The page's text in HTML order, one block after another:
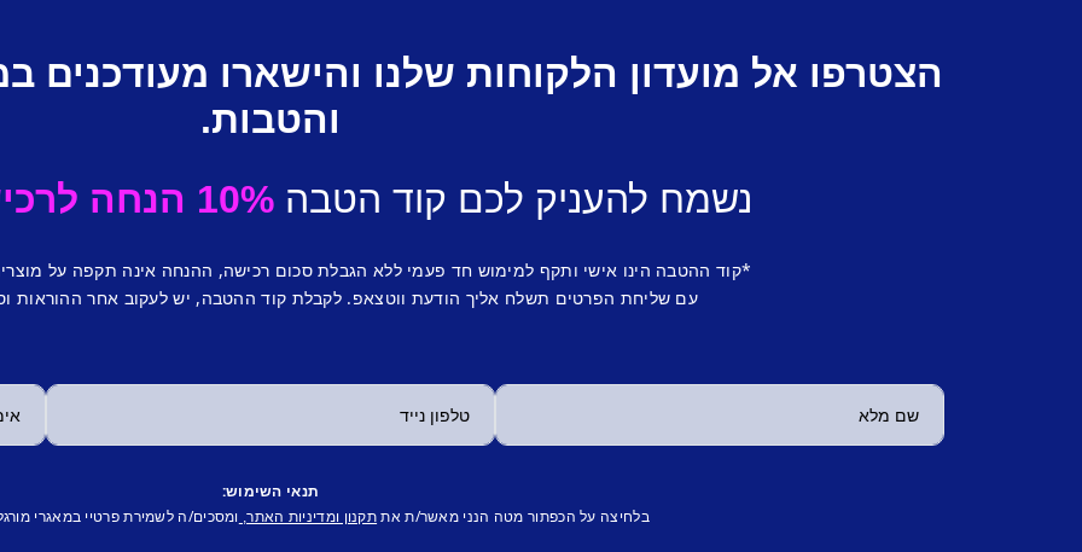
הצטרפו אל מועדון הלקוחות שלנו והישארו מעודכנים
והטבות.
נשמח להעניק לכם קוד הטבה 10% הנחה לרכישה ראשונה.
*קוד ההטבה הינו אישי ותקף למימוש חד פעמי ללא הגבלת סכום רכישה, ההנחה אינה תקפה על
עם שליחת הפרטים תשלח אליך הודעת ווטצאפ. לקבלת קוד ההטבה, יש לעקוב אחר ההוראות
תנאי השימוש:
בלחיצה על הכפתור מטה הנני מאשר/ת את תקנון ומדיניות האתר, ומסכים/ה לשמירת פרטיי במאגרי